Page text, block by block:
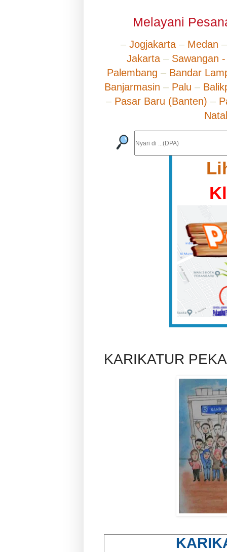
Melayani
–Jogjakarta – Medan
Jakarta – Sawangan
Palembang – Bandar
Banjarmasin – Palu –
– Pasar Baru (Banten) –
Natal
KARIKATUR